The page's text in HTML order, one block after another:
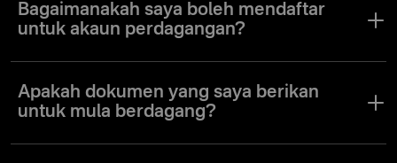
Forex dalam talian. Kami tidak menawarkan sebarang kaedah fizikal
untuk membuka akaun.
Bagaimanakah saya boleh mendaftar
untuk akaun perdagangan?
dalam talian adalah mendaftar di Olymptrade dengan memberikan
e-mel anda dan beberapa maklumat peribadi.
Apakah dokumen yang saya berikan
untuk mula berdagang?